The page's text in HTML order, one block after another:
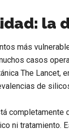
la
más
casos
The Lancet,
de
ni tratamiento.